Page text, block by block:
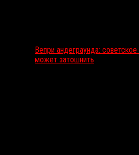
Вепри андеграунда:
может затошнить